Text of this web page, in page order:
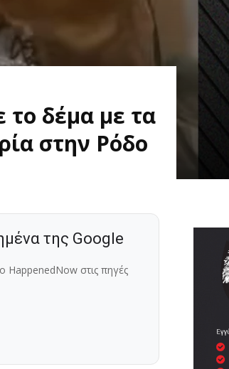
το δέμα με τα
στην Ρόδο
της Google
HappenedNow στις πηγές